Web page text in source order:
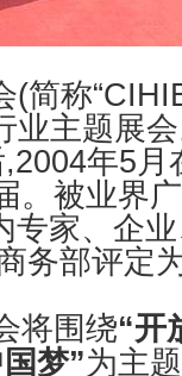
(简称
业主题展
,2004年5月
。被业界
专家、企
务部评定
将围绕“开
梦”为主